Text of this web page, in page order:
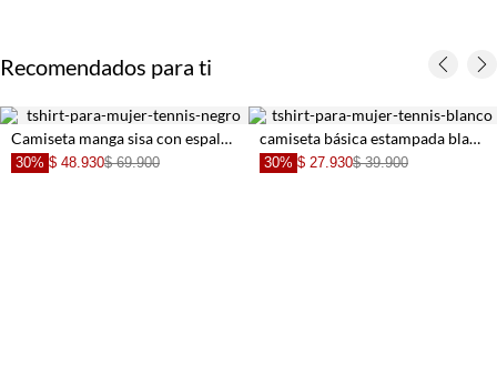
Recomendados para ti
Camiseta manga sisa con espalda crop negra para mujer
30% $ 48.930$ 69.900
camiseta básica estampada blanca con textura suave para mujer
30% $ 27.930$ 39.900